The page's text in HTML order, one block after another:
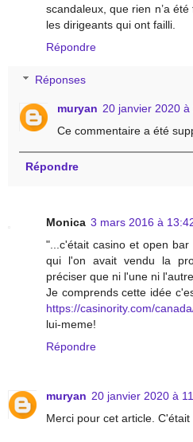
scandaleux, que rien n’a
les dirigeants qui ont failli.
Répondre
Réponses
muryan 20 janvier 2020 à
Ce commentaire a été
Répondre
Monica 3 mars 2016 à
"...c'était casino et open
qui l'on avait vendu la
préciser que ni l'une ni
Je comprends cette idée
https://casinority.com/
lui-meme!
Répondre
muryan 20 janvier 2020 à
Merci pour cet article. C'était